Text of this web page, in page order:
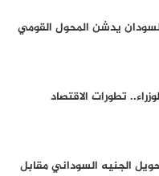
يدشن المحول القومي
تطورات الاقتصاد
الجنيه السوداني مقابل